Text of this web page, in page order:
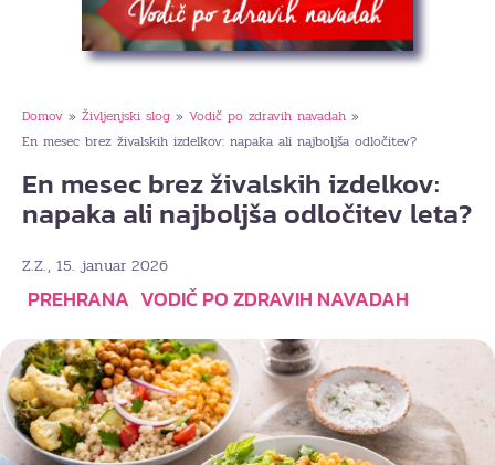
Domov » Življenjski slog » Vodič po zdravih navadah »
En mesec brez živalskih izdelkov: napaka ali najboljša odločitev?
En mesec brez živalskih izdelkov:
napaka ali najboljša odločitev leta?
Z.Z., 15. januar 2026
PREHRANA VODIČ PO ZDRAVIH NAVADAH